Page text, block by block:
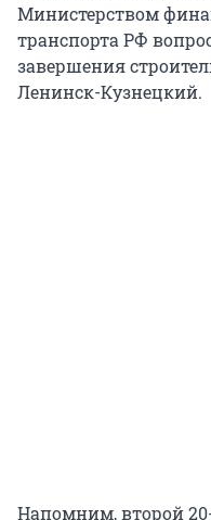
Министерством
транспорта РФ
завершения
Ленинск-Кузнецкий.
Напомним, второй